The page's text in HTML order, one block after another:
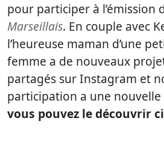
pour participer à l’émission
Marseillais. En couple avec
l’heureuse maman d’une
femme a de nouveaux
partagés sur Instagram et
participation a une nouvelle
vous pouvez le découvrir